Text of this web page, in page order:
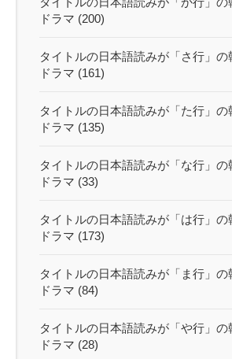
ドラマ (200)
タイトルの日本語読みが「さ行」の
ドラマ (161)
タイトルの日本語読みが「た行」の
ドラマ (135)
タイトルの日本語読みが「な行」の
ドラマ (33)
タイトルの日本語読みが「は行」の
ドラマ (173)
タイトルの日本語読みが「ま行」の
ドラマ (84)
タイトルの日本語読みが「や行」の
ドラマ (28)